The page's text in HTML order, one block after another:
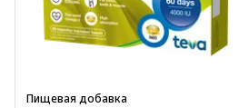
Пищевая добавка